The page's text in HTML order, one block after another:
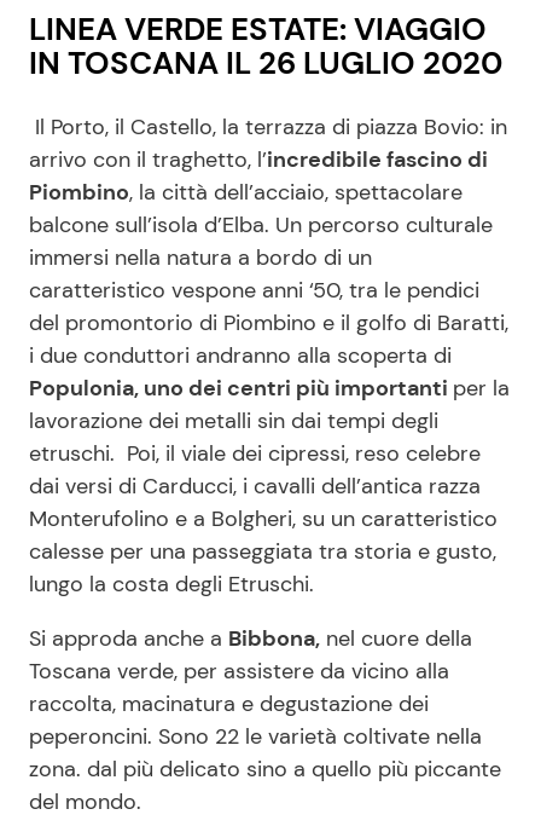
LINEA VERDE ESTATE: VIAGGIO
IN TOSCANA IL 26 LUGLIO 2020
Il Porto, il Castello, la terrazza di piazza Bovio: in
arrivo con il traghetto, l’incredibile fascino di
Piombino, la città dell’acciaio, spettacolare
balcone sull’isola d’Elba. Un percorso culturale
immersi nella natura a bordo di un
caratteristico vespone anni ‘50, tra le pendici
del promontorio di Piombino e il golfo di Baratti,
i due conduttori andranno alla scoperta di
Populonia, uno dei centri più importanti per la
lavorazione dei metalli sin dai tempi degli
etruschi. Poi, il viale dei cipressi, reso celebre
dai versi di Carducci, i cavalli dell’antica razza
Monterufolino e a Bolgheri, su un caratteristico
calesse per una passeggiata tra storia e gusto,
lungo la costa degli Etruschi.
Si approda anche a Bibbona, nel cuore della
Toscana verde, per assistere da vicino alla
raccolta, macinatura e degustazione dei
peperoncini. Sono 22 le varietà coltivate nella
zona. dal più delicato sino a quello più piccante
del mondo.